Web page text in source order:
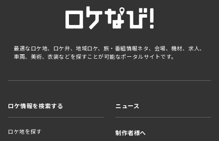
最適なロケ地、ロケ弁、地域ロケ、旅・番組情報ネタ、会場、機材、求人、
車両、美術、衣装などを探すことが可能なポータルサイトです。
ロケ情報を検索する
ロケ地を探す
ニュース
制作者様へ